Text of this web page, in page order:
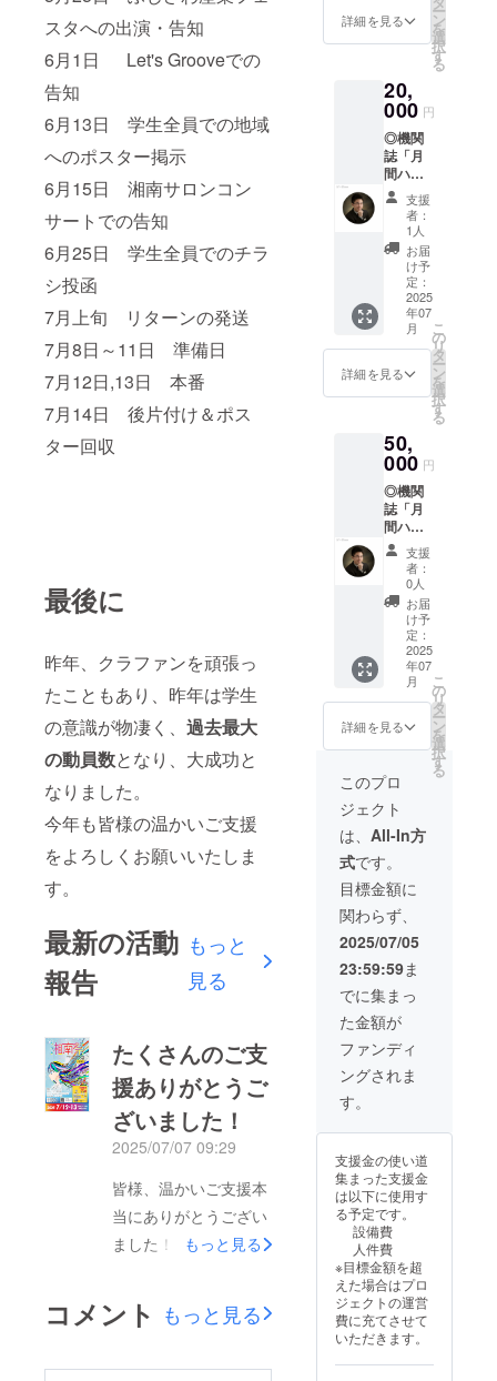
スタへの出演・告知
6月1日 Let's Grooveでの
告知
6月13日 学生全員での地域
へのポスター掲示
6月15日 湘南サロンコン
サートでの告知
6月25日 学生全員でのチラ
シ投函
7月上旬 リターンの発送
7月8日～11日 準備日
7月12日,13日 本番
7月14日 後片付け＆ポス
ター回収
最後に
昨年、クラファンを頑張っ
たこともあり、昨年は学生
の意識が物凄く、 過去最大
の動員数となり、大成功と
なりました。
今年も皆様の温かいご支援
をよろしくお願いいたしま
す。
最新の活動
報告
もっと
見る
たくさんのご支
援ありがとうご
ざいました！
2025/07/07 09:29
皆様、温かいご支援本
当にありがとうござい
ました！
まで残り僅か、全力で
当日盛り上げていきま
もっと見る
コメント もっと見る
８月号
させて
いただ
す。(8
月上旬)
◎かき
氷引換
※7/12~1
3の学園
祭営業
時間
内、か
き氷模
擬店舗
にて利
用いた
枚につ
きかき
氷200円
分1つと
の交
換。
トッピ
ングは
別途料
金が必
要で
す。 ◎
実行委
員長缶
バッチ
月間
ハーモ
月末発
刊)の協
賛者様
一覧に
備考欄
へ頂い
た名前
の掲載
を致し
ます。
A4(1/4
程度)枠
内に記
載 ※月
間ハー
モニー
８月号
させて
いただ
す。(8
月上旬)
◎かき
氷引換
※7/12~1
3の学園
祭営業
時間
内、か
き氷模
擬店舗
にて利
用いた
引換券1
きかき
氷200円
の交
換。
トッピ
ングは
別途料
要で
す。 ◎
員長缶
バッチ
ギター
グルー
プ公演
ペア招
待券
詳細を見る ー
ン
を
選
択
す
る
20,
000 円
◎機関
誌「月
間ハー
モ
ニー」
へのお
名前の
掲載 ※
備考欄
に掲載
名をご
記入下
さい ※
月間
ハーモ
月末発
刊)の協
賛者様
一覧に
備考欄
へ頂い
た名前
の掲載
を致し
ます。
A4(1/4
程度)枠
内に記
載 ※月
間ハー
モニー
８月号
へ郵送
いただ
きま
す。(8
月上旬)
◎かき
氷引換
券
※7/12~1
祭営業
時間
内、か
き氷模
擬店舗
にて利
用いた
引換券1
枚につ
きかき
氷200円
分1つと
の交
換。
トッピ
ングは
別途料
金が必
要で
す。 ◎
実行委
支援
者：
1人
お届
け予
定：
2025
年07
月
詳細を見る
こ
の
リ
タ
ー
ン
を
選
択
す
る
50,
000 円
◎機関
誌「月
間ハー
モ
ニー」
へのお
名前の
掲載 ※
備考欄
に掲載
名をご
記入下
さい ※
月間
ハーモ
月号(７
月末発
刊)の協
賛者様
一覧に
備考欄
へ頂い
た名前
の掲載
を致し
ます。
A4(1/4
程度)枠
内に記
載 ※月
間ハー
モニー
８月号
へ郵送
いただ
きま
す。(8
月上旬)
◎かき
氷引換
券
※7/12~1
3の学園
祭営業
時間
内、か
支援
者：
0人
お届
け予
定：
2025
年07
月
詳細を見る
こ
の
リ
タ
ー
ン
を
選
択
す
る
このプロ
ジェクト
は、 All-In方
式です。
目標金額に
関わらず、
2025/07/05
23:59:59ま
でに集まっ
た金額が
ファンディ
ングされま
す。
支援金の使い道
集まった支援金
は以下に使用す
る予定です。
設備費
人件費
※目標金額を超
えた場合はプロ
ジェクトの運営
費に充てさせて
いただきます。